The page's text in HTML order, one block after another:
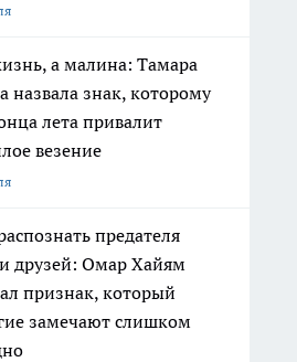
а малина: Тамара
назвала знак, которому
лета привалит
везение
предателя
друзей: Омар Хайям
признак, который
замечают слишком